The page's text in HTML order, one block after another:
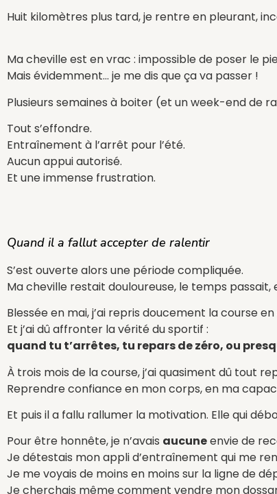
Huit kilomètres plus tard, je rentre en pleurant,
Ma cheville est en vrac : impossible de poser le
Mais évidemment… je me dis que ça va passer !
Plusieurs semaines à boiter (et un week-end de
Tout s’effondre.
Entraînement à l’arrêt pour l’été.
Aucun appui autorisé.
Et une immense frustration.
Quand il a fallut accepter de ralentir
S’est ouverte alors une période compliquée.
Ma cheville restait douloureuse, le temps
Blessée en mai, j’ai repris doucement la course en
Et j’ai dû affronter la vérité du sportif :
quand tu t’arrêtes, tu repars de zéro, ou
À trois mois de la course, j’ai quasiment dû tout
Reprendre confiance en mon corps, en ma
Et puis il a fallu rallumer la motivation. Elle qui
Pour être honnête, je n’avais aucuneenvie de
Je détestais mon appli d’entraînement qui me
Je me voyais de moins en moins sur la ligne de
Je cherchais même comment vendre mon